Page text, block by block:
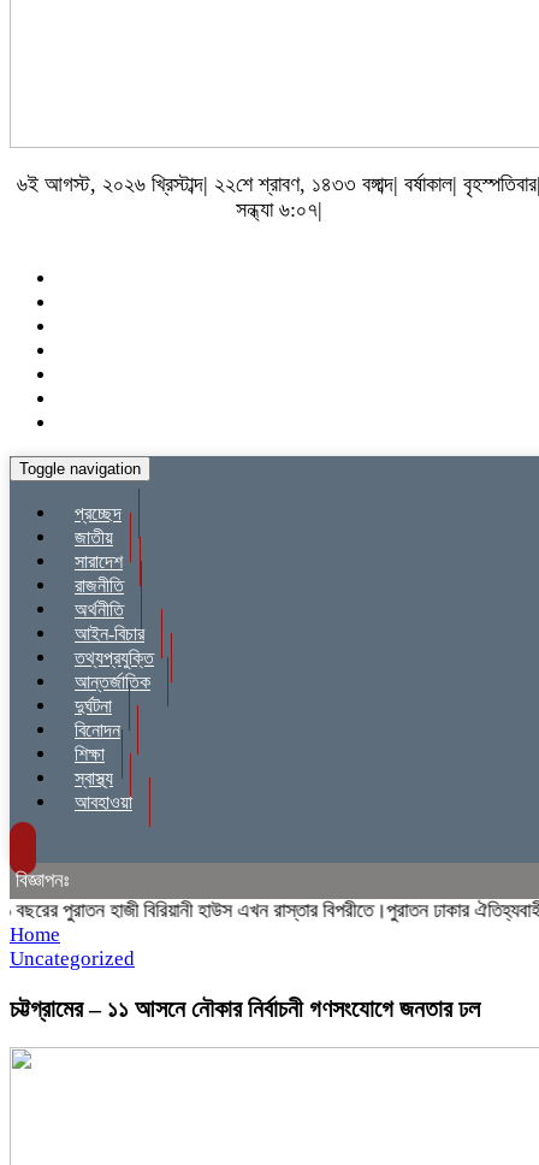
৬ই আগস্ট, ২০২৬ খ্রিস্টাব্দ| ২২শে শ্রাবণ, ১৪৩৩ বঙ্গাব্দ| বর্ষাকাল|
সন্ধ্যা ৬:০৭|
Toggle navigation
প্রচ্ছেদ
জাতীয়
সারাদেশ
রাজনীতি
অর্থনীতি
আইন-বিচার
তথ্যপ্রযুক্তি
আন্তর্জাতিক
দুর্ঘটনা
বিনোদন
শিক্ষা
স্বাস্থ্য
আবহাওয়া
বিজ্ঞাপনঃ
পুরাতন হাজী বিরিয়ানী হাউস এখন রাস্তার বিপরীতে।পুরাতন ঢাকার
Home
Uncategorized
চট্টগ্রামের – ১১ আসনে নৌকার নির্বাচনী গণসংযোগে জনতার ঢল